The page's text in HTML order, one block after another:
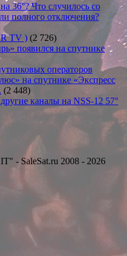
36°? Что случилось со
полного отключения?
TV ) (2 726)
появился на спутнике
операторов
на спутнике «Экспресс
(2 448)
каналы на NSS-12 57°
- SaleSat.ru 2008 - 2026